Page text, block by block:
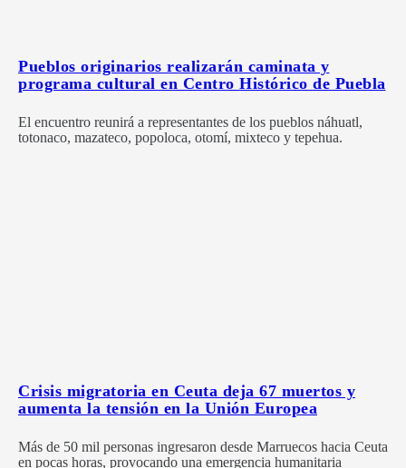
Pueblos originarios realizarán caminata y
programa cultural en Centro Histórico de Puebla
El encuentro reunirá a representantes de los pueblos náhuatl,
totonaco, mazateco, popoloca, otomí, mixteco y tepehua.
Crisis migratoria en Ceuta deja 67 muertos y
aumenta la tensión en la Unión Europea
Más de 50 mil personas ingresaron desde Marruecos hacia Ceuta
en pocas horas, provocando una emergencia humanitaria